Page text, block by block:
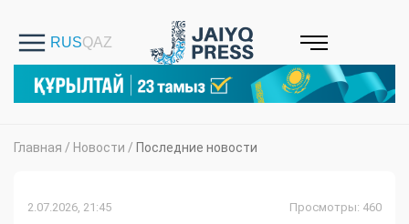
Главная / Новости / Последние новости
2.07.2026, 21:45 Просмотры: 460